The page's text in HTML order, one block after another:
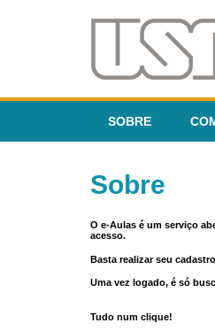
SOBRE
Sobre
O e-Aulas é um serviço
acesso.
Basta realizar seu
Uma vez logado, é só
Tudo num clique!